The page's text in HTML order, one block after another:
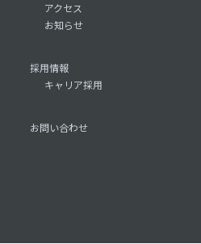
アクセス
お知らせ
採用情報
キャリア採用
お問い合わせ